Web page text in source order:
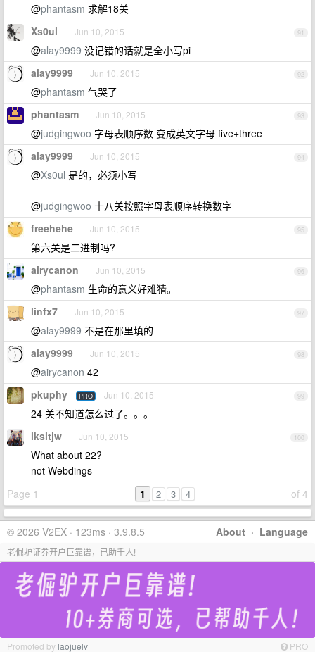
@phantasm 求解18关
91
Xs0ul Jun 10, 2015
@alay9999 没记错的话就是全小写pi
92
alay9999 Jun 10, 2015
@phantasm 气哭了
93
phantasm Jun 10, 2015
@judgingwoo 字母表顺序数 变成英文字母 five+three
94
alay9999 Jun 10, 2015
@Xs0ul 是的，必须小写
@judgingwoo 十八关按照字母表顺序转换数字
95
freehehe Jun 10, 2015
第六关是二进制吗?
96
airycanon Jun 10, 2015
@phantasm 生命的意义好难猜。
97
linfx7 Jun 10, 2015
@alay9999 不是在那里填的
98
alay9999 Jun 10, 2015
@airycanon 42
99
pkuphy PRO Jun 10, 2015
24 关不知道怎么过了。。。
100
lksltjw Jun 10, 2015
What about 22?
not Webdings
Page 1
of 4
1 2 3 4
About · Language
© 2026 V2EX · 123ms · 3.9.8.5
老倔驴证券开户巨靠谱，已助千人!
Promoted bylaojuelv PRO